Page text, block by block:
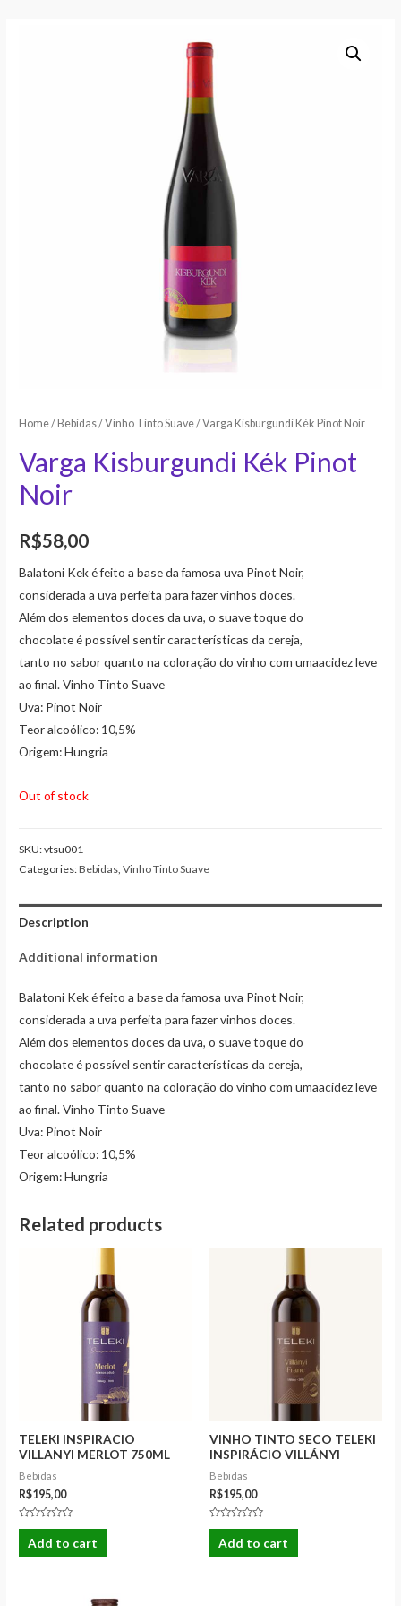
Home/ Bebidas/Vinho Tinto Suave/ Varga Kisburgundi Kék Pinot Noir
Varga Kisburgundi Kék Pinot
Noir
R$58,00
Balatoni Kek é feito a base da famosa uva Pinot Noir,
considerada a uva perfeita para fazer vinhos doces.
Além dos elementos doces da uva, o suave toque do
chocolate é possível sentir características da cereja,
tanto no sabor quanto na coloração do vinho com umaacidez leve
ao final. Vinho Tinto Suave
Uva: Pinot Noir
Teor alcoólico: 10,5%
Origem: Hungria
Out of stock
SKU:vtsu001
Categories:Bebidas,Vinho Tinto Suave
Description
Additional information
Balatoni Kek é feito a base da famosa uva Pinot Noir,
considerada a uva perfeita para fazer vinhos doces.
Além dos elementos doces da uva, o suave toque do
chocolate é possível sentir características da cereja,
tanto no sabor quanto na coloração do vinho com umaacidez leve
ao final. Vinho Tinto Suave
Uva: Pinot Noir
Teor alcoólico: 10,5%
Origem: Hungria
Related products
TELEKI INSPIRACIO
VILLANYI MERLOT 750ML
14%(2023)
Bebidas
R$195,00
Rated
out
of
Add to cart
VINHO TINTO SECO TELEKI
INSPIRÁCIO VILLÁNYI
FRANC 2021 750ML
Bebidas
R$195,00
Rated
out
of
Add to cart